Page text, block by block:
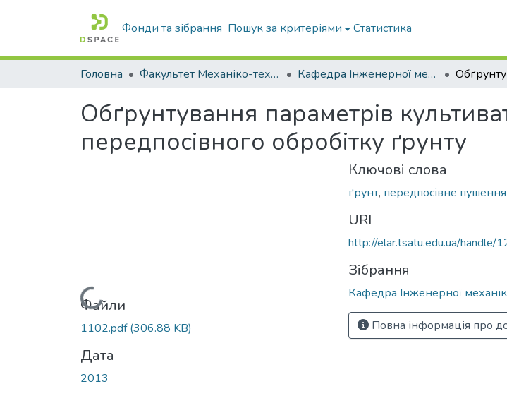
Фонди та зібрання Пошук за критеріями Статистика
Головна Факультет Механіко-технологічний Кафедра Інженерної механіки та комп'ютерного проектування
Обґрунтування параметрів
передпосівного обробітку ґрунту
Вантажиться...
Файли
1102.pdf(306.88 KB)
Дата
2013
Ключові слова
ґрунт, передпосівне пушення
URI
http://elar.tsatu.edu.ua/
Зібрання
Кафедра Інженерної
Повна інформація про